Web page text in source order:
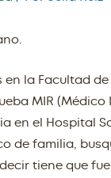
la Facultad
MIR
en el Hospital
de familia,
tiene que